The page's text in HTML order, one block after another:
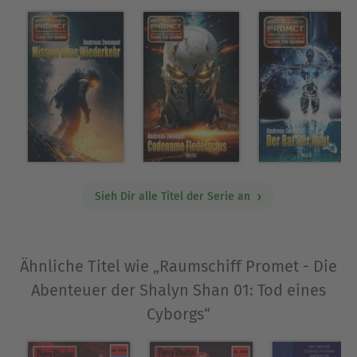
Ausblenden
Sieh Dir alle Titel der Serie an
Ähnliche Titel wie „Raumschiff Promet - Die
Abenteuer der Shalyn Shan 01: Tod eines
Cyborgs“